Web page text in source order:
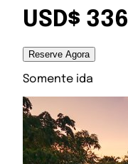
USD$ 336
Reserve Agora
Somente ida